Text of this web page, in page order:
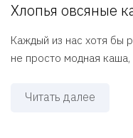
Хлопья овсяные
Каждый из нас хотя бы
не просто модная каша,
Читать далее